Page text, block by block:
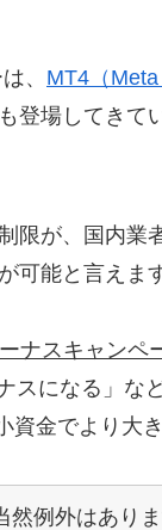
、 MT4（Meta
登場してきて
限が、国内業
可能と言えます
ナスキャンペ
スになる」な
資金でより大
然例外はあり